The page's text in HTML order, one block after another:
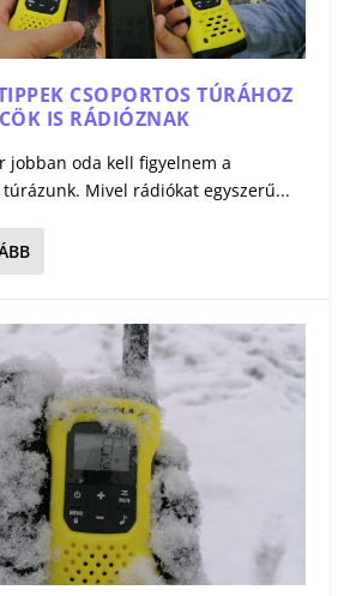
CSOPORTOS TÚRÁHOZ
IS RÁDIÓZNAK
jobban oda kell figyelnem a
Mivel rádiókat egyszerű...